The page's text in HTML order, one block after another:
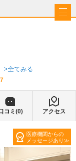
全てみる
コミ(0) アクセス
医療機関からの
メッセージあり